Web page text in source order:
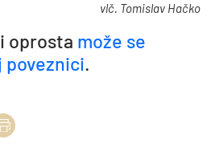
vlč. Tomislav Hačko
oprosta može se
poveznici.